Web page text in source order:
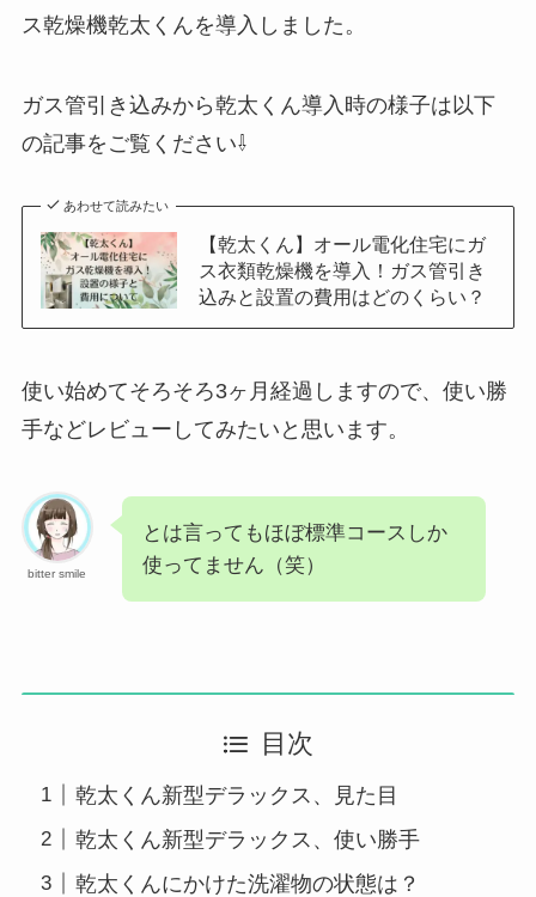
ス乾燥機乾太くんを導入しました。
ガス管引き込みから乾太くん導入時の様子は以下
の記事をご覧ください⇩
あわせて読みたい
【乾太くん】オール電化住宅にガ
ス衣類乾燥機を導入！ガス管引き
込みと設置の費用はどのくらい？
使い始めてそろそろ3ヶ月経過しますので、使い勝
手などレビューしてみたいと思います。
bitter smile
とは言ってもほぼ標準コースしか
使ってません（笑）
目次
乾太くん新型デラックス、見た目
乾太くん新型デラックス、使い勝手
乾太くんにかけた洗濯物の状態は？